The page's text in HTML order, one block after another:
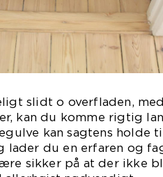
slidt o overfladen,
kan du komme rigtig
kan sagtens holde
lader du en erfaren og
sikker på at der ikke